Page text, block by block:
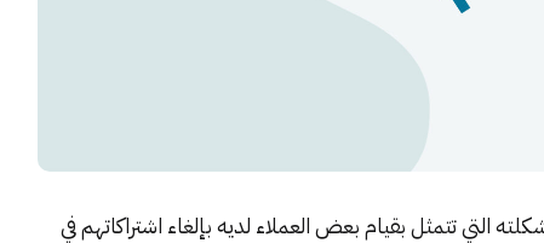
التي تتمثل بقيام بعض العملاء لديه بإلغاء اشتراكاتهم في